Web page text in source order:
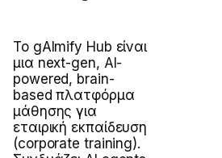
Το gAImify Hub είναι
μια next-gen, AI-
powered, brain-
based πλατφόρμα
μάθησης για
εταιρική εκπαίδευση
(corporate training).